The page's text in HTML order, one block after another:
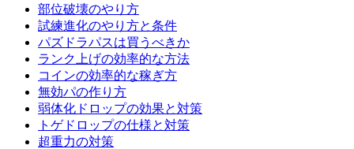
部位破壊のやり方
試練進化のやり方と条件
パズドラパスは買うべきか
ランク上げの効率的な方法
コインの効率的な稼ぎ方
無効パの作り方
弱体化ドロップの効果と対策
トゲドロップの仕様と対策
超重力の対策